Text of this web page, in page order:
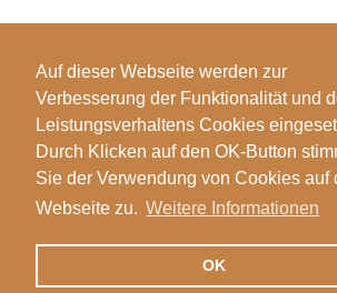
Auf dieser Webseite werden zur
Verbesserung der Funktionalität und
Leistungsverhaltens Cookies
Durch Klicken auf den OK-Button
Sie der Verwendung von Cookies auf
Webseite zu. Weitere Informationen
OK